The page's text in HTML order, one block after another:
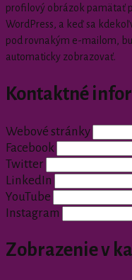
profilový obrázok pamätať
WordPress, a keď sa
pod rovnakým e-mailom,
automaticky zobrazovať.
Kontaktné
Webové stránky
Facebook
Twitter
LinkedIn
YouTube
Instagram
Zobrazenie v